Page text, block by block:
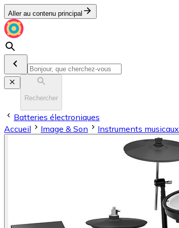
Aller au contenu principal
Rechercher
Batteries électroniques
Accueil
Image & Son Instruments musicaux